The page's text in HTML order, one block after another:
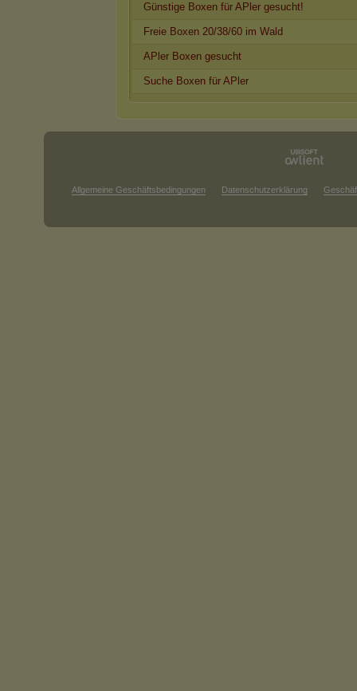
Günstige Boxen für APler gesucht!
Freie Boxen 20/38/60 im Wald
APler Boxen gesucht
Suche Boxen für APler
Allgemeine Geschäftsbedingungen Datenschutzerklärung